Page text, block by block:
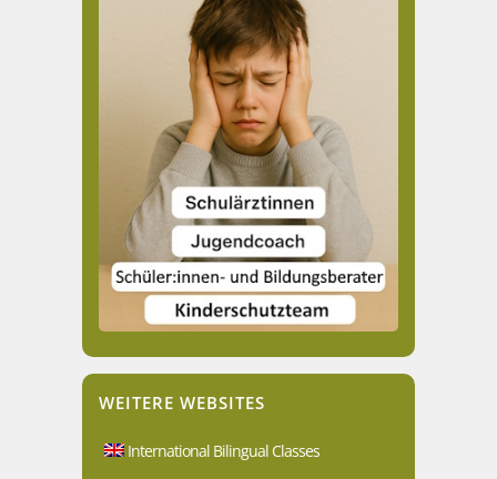
WEITERE WEBSITES
International Bilingual Classes